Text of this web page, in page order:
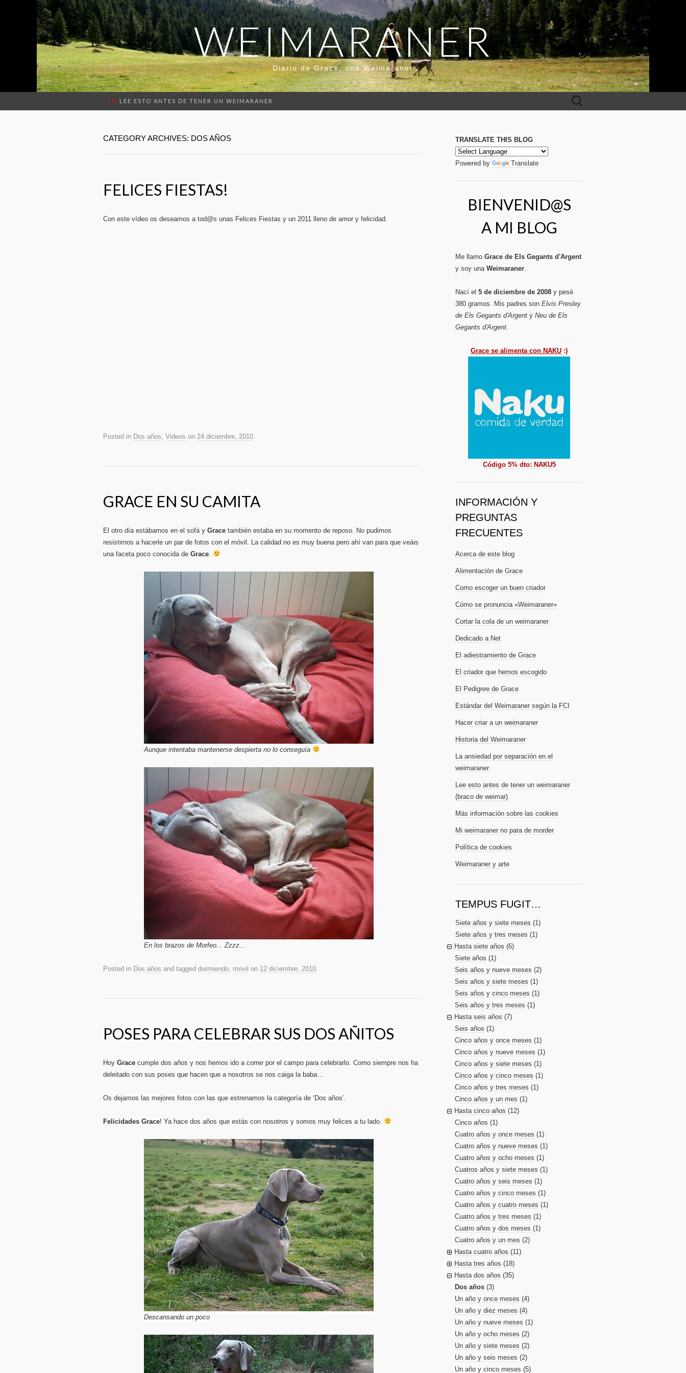
WEIMARANER
Diario de Grace, una Weimaraner
(!) LEE ESTO ANTES DE TENER UN WEIMARANER Buscar:
CATEGORY ARCHIVES: DOS AÑOS
FELICES FIESTAS!
Con este vídeo os deseamos a tod@s unas Felices Fiestas y un 2011 lleno de amor y felicidad.
Posted in Dos años, Videos on 24 diciembre, 2010.
GRACE EN SU CAMITA
El otro día estábamos en el sofá y Grace también estaba en su momento de reposo. No pudimos
resistirnos a hacerle un par de fotos con el móvil. La calidad no es muy buena pero ahí van para que veáis
una faceta poco conocida de Grace.
Aunque intentaba mantenerse despierta no lo conseguía
En los brazos de Morfeo... Zzzz...
Posted in Dos años and tagged durmiendo, movil on 12 diciembre, 2010.
POSES PARA CELEBRAR SUS DOS AÑITOS
Hoy Grace cumple dos años y nos hemos ido a correr por el campo para celebrarlo. Como siempre nos ha
deleitado con sus poses que hacen que a nosotros se nos caiga la baba…
Os dejamos las mejores fotos con las que estrenamos la categoría de ‘Dos años’.
Felicidades Grace! Ya hace dos años que estás con nosotros y somos muy felices a tu lado.
Descansando un poco
TRANSLATE THIS BLOG
Powered by Translate
BIENVENID@S
A MI BLOG
Me llamo Grace de Els Gegants d'Argent
y soy una Weimaraner.
Nací el 5 de diciembre de 2008 y pesé
380 gramos. Mis padres son Elvis Presley
de Els Gegants d'Argent y Neu de Els
Gegants d'Argent.
Grace se alimenta con NAKU :)
Código 5% dto: NAKU5
INFORMACIÓN Y
PREGUNTAS
FRECUENTES
Acerca de este blog
Alimentación de Grace
Como escoger un buen criador
Cómo se pronuncia «Weimaraner»
Cortar la cola de un weimaraner
Dedicado a Net
El adiestramiento de Grace
El criador que hemos escogido
El Pedigree de Grace
Estándar del Weimaraner según la FCI
Hacer criar a un weimaraner
Historia del Weimaraner
La ansiedad por separación en el
weimaraner
Lee esto antes de tener un weimaraner
(braco de weimar)
Más información sobre las cookies
Mi weimaraner no para de morder
Política de cookies
Weimaraner y arte
TEMPUS FUGIT…
Siete años y siete meses (1)
Siete años y tres meses (1)
Hasta siete años (6)
Siete años (1)
Seis años y nueve meses (2)
Seis años y siete meses (1)
Seis años y cinco meses (1)
Seis años y tres meses (1)
Hasta seis años (7)
Seis años (1)
Cinco años y once meses (1)
Cinco años y nueve meses (1)
Cinco años y siete meses (1)
Cinco años y cinco meses (1)
Cinco años y tres meses (1)
Cinco años y un mes (1)
Hasta cinco años (12)
Cinco años (1)
Cuatro años y once meses (1)
Cuatro años y nueve meses (1)
Cuatro años y ocho meses (1)
Cuatros años y siete meses (1)
Cuatro años y seis meses (1)
Cuatro años y cinco meses (1)
Cuatro años y cuatro meses (1)
Cuatro años y tres meses (1)
Cuatro años y dos meses (1)
Cuatro años y un mes (2)
Hasta cuatro años (11)
Hasta tres años (18)
Hasta dos años (35)
Dos años(3)
Un año y once meses (4)
Un año y diez meses (4)
Un año y nueve meses (1)
Un año y ocho meses (2)
Un año y siete meses (2)
Un año y seis meses (2)
Un año y cinco meses (5)